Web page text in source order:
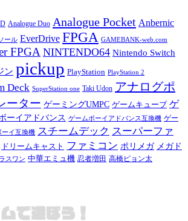
Analogue Duo Analogue Pocket Anbernic
ール EverDrive FPGA GAMEBANK-web.com
FPGA NINTENDO64 Nintendo Switch
ン pickup PlayStation PlayStation 2
Deck SuperStation one Taki Udon アナログポ
ーター ゲーミングUMPC ゲームキューブ ゲ
ーイアドバンス ゲームボーイアドバンス互換機 ゲー
ーイ互換機 スチームデック スーパーファ
ドリームキャスト ファミコン ポリメガ メガド
スワン 中華エミュ機 忍者増田 高橋ピョン太